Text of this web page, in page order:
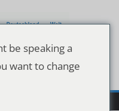
be speaking a
want to change